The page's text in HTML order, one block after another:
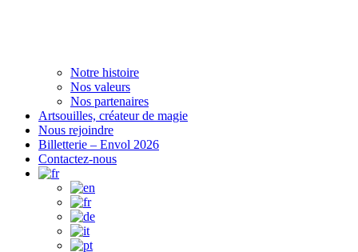
Notre histoire
Nos valeurs
Nos partenaires
Artsouilles, créateur de magie
Nous rejoindre
Billetterie – Envol 2026
Contactez-nous